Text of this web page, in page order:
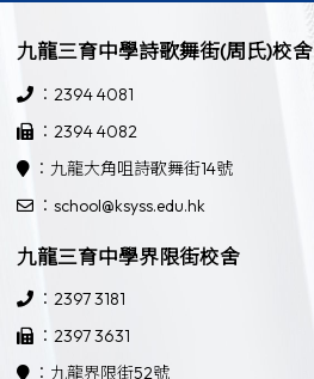
九龍三育中學詩歌舞街(周氏)校舍
：2394 4081
：2394 4082
：九龍大角咀詩歌舞街14號
：school@ksyss.edu.hk
九龍三育中學界限街校舍
：2397 3181
：2397 3631
：九龍界限街52號